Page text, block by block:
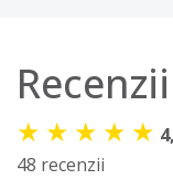
★ ★ ★ ★ ★
48 recenzii